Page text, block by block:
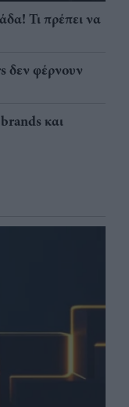
Τι πρέπει να
δεν φέρνουν
και